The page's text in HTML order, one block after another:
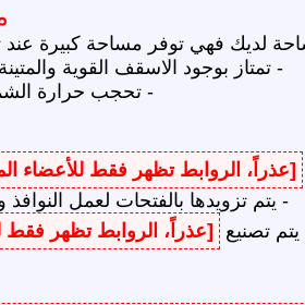
لديك فهي توفر مساحة كبيرة
- تمتاز بوجود الاسقف القوية
- تحجب حرارة
[عذراً، الروابط تظهر فقط للأعضاء
- يتم تزويدها بالفتحات لعمل
تصنيع
[عذراً، الروابط تظهر فقط